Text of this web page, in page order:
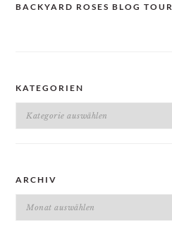
BACKYARD ROSES BLOG TOUR
KATEGORIEN
Kategorien
ARCHIV
Archiv